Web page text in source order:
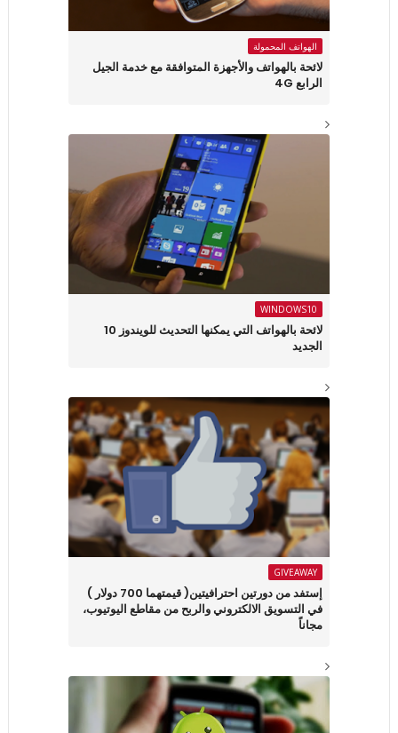
الهواتف المحمولة
لائحة بالهواتف والأجهزة المتوافقة مع خدمة الجيل
الرابع 4G
WINDOWS10
لائحة بالهواتف التي يمكنها التحديث للويندوز 10
الجديد
GIVEAWAY
إستفد من دورتين احترافيتين( قيمتهما 700 دولار )
في التسويق الالكتروني والربح من مقاطع اليوتيوب،
مجاناً